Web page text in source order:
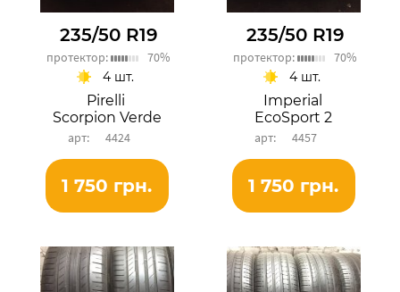
235/50 R19
протектор: 70%
Pirelli
Scorpion Verde
4424
4 шт.
1 750 грн.
235/50 R19
протектор: 70%
Imperial
EcoSport 2
4457
4 шт.
1 750 грн.